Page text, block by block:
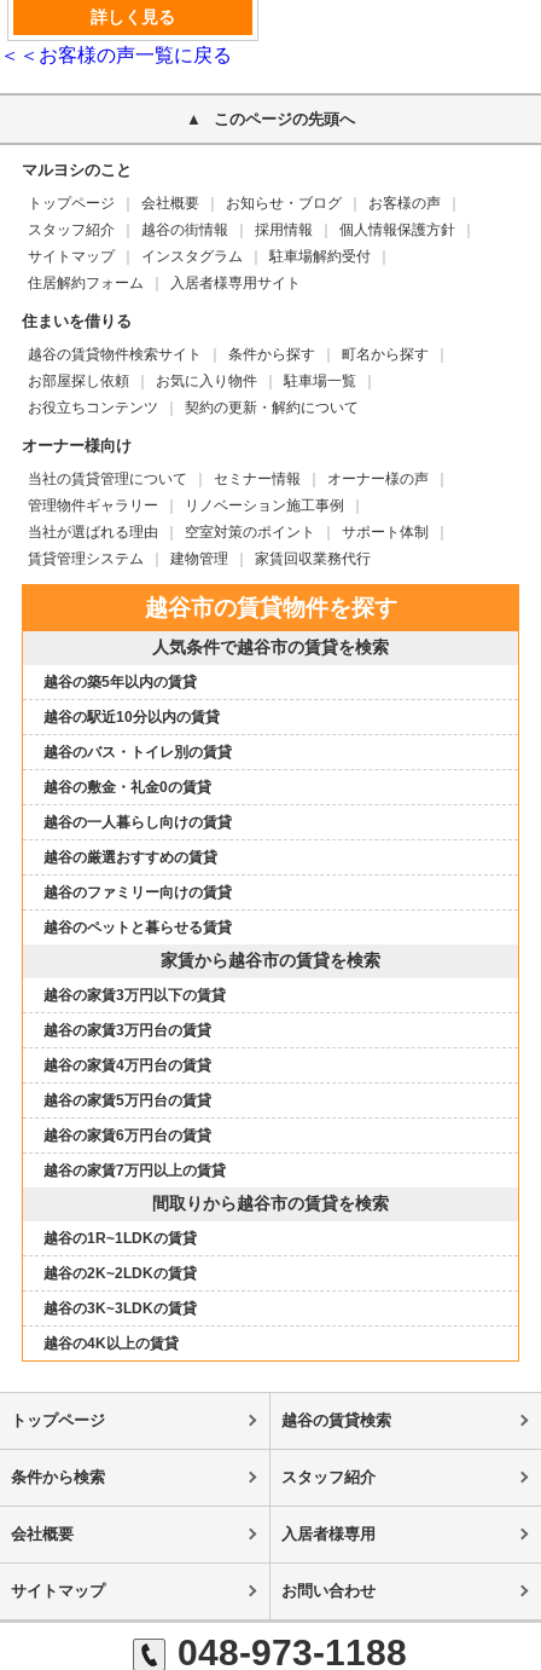
詳しく見る
＜＜お客様の声一覧に戻る
このページの先頭へ
マルヨシのこと
トップページ 会社概要 お知らせ・ブログ
お客様の声
スタッフ紹介
越谷の街情報 採用情報
個人情報保護方針
サイトマップ
インスタグラム
駐車場解約受付
住居解約フォーム
入居者様専用サイト
住まいを借りる
越谷の賃貸物件検索サイト 条件から探す
町名から探す
お部屋探し依頼
お気に入り物件
駐車場一覧
お役立ちコンテンツ
契約の更新・解約について
オーナー様向け
当社の賃貸管理について セミナー情報
オーナー様の声
管理物件ギャラリー
リノベーション施工事例
当社が選ばれる理由
空室対策のポイント
サポート体制
賃貸管理システム
建物管理 家賃回収業務代行
越谷市の賃貸物件を探す
人気条件で越谷市の賃貸を検索
越谷の築5年以内の賃貸
越谷の駅近10分以内の賃貸
越谷のバス・トイレ別の賃貸
越谷の敷金・礼金0の賃貸
越谷の一人暮らし向けの賃貸
越谷の厳選おすすめの賃貸
越谷のファミリー向けの賃貸
越谷のペットと暮らせる賃貸
家賃から越谷市の賃貸を検索
越谷の家賃3万円以下の賃貸
越谷の家賃3万円台の賃貸
越谷の家賃4万円台の賃貸
越谷の家賃5万円台の賃貸
越谷の家賃6万円台の賃貸
越谷の家賃7万円以上の賃貸
間取りから越谷市の賃貸を検索
越谷の1R~1LDKの賃貸
越谷の2K~2LDKの賃貸
越谷の3K~3LDKの賃貸
越谷の4K以上の賃貸
トップページ 越谷の賃貸検索
条件から検索 スタッフ紹介
会社概要 入居者様専用
サイトマップ お問い合わせ
048-973-1188